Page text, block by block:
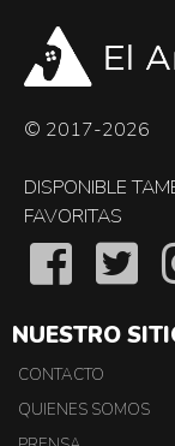
© 2017-2026
DISPONIBLE
FAVORITAS
NUESTRO
CONTACTO
QUIENES SOMOS